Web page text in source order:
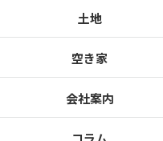
土地
空き家
会社案内